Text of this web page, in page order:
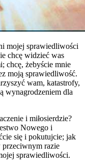
mojej sprawiedliwości
chcę widzieć was
chcę, żebyście mnie
moją sprawiedliwość.
wam, katastrofy,
wynagrodzeniem dla
i miłosierdzie?
Nowego i
się i pokutujcie; jak
przeciwnym razie
sprawiedliwości.